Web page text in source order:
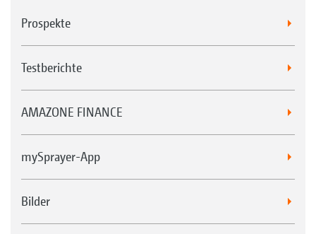
Prospekte
Testberichte
AMAZONE FINANCE
mySprayer-App
Bilder